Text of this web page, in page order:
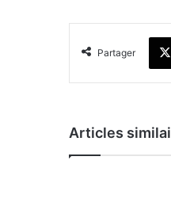
Partager
Articles